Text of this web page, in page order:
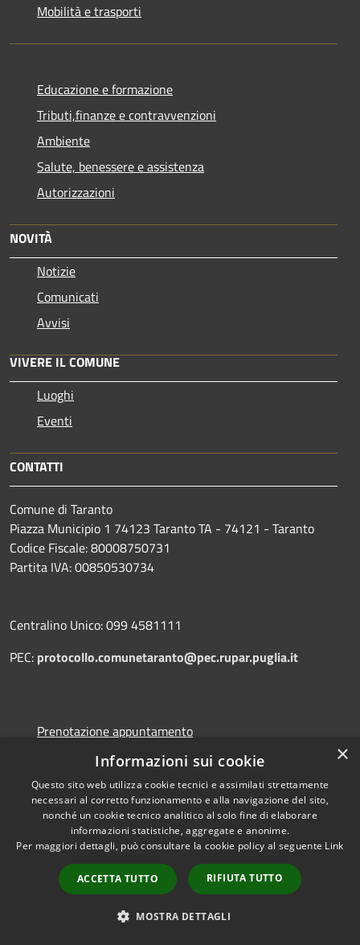
Mobilità e trasporti
Educazione e formazione
Tributi,finanze e contravvenzioni
Ambiente
Salute, benessere e assistenza
Autorizzazioni
NOVITÀ
Notizie
Comunicati
Avvisi
VIVERE IL COMUNE
Luoghi
Eventi
CONTATTI
Comune di Taranto
Piazza Municipio 1 74123 Taranto TA - 74121 - Taranto
Codice Fiscale: 80008750731
Partita IVA: 00850530734
Centralino Unico: 099 4581111
PEC: protocollo.comunetaranto@pec.rupar.puglia.it
Prenotazione appuntamento
Segnalazione disservizio
Leggi le FAQ
Richiesta assistenza
Amministrazione trasparente
Albo Pretorio
×
Informazioni sui cookie
Questo sito web utilizza cookie tecnici e assimilati strettamente
necessari al corretto funzionamento e alla navigazione del sito,
nonché un cookie tecnico analitico al solo fine di elaborare
informazioni statistiche, aggregate e anonime.
Per maggiori dettagli, può consultare la cookie policy al seguente Link
ACCETTA TUTTO RIFIUTA TUTTO
MOSTRA DETTAGLI